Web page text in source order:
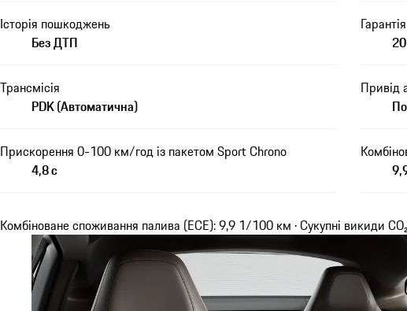
Історія пошкоджень
Без ДТП
Трансмісія
PDK (Автоматична)
Привід
Прискорення 0-100 км/год із пакетом Sport Chrono
4,8 с
Комбіноване споживання палива (ECE): 9,9 1/100 км · Сукупні викиди